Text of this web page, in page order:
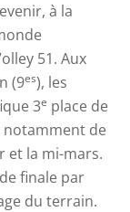
à la
51. Aux
(9es), les
3e place de
notamment de
et la mi-mars.
finale par
du terrain.